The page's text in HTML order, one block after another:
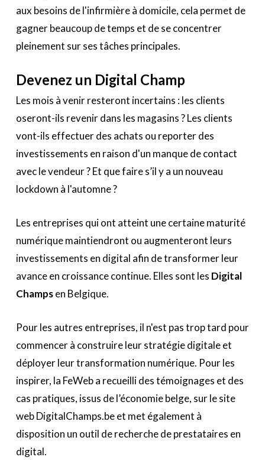
aux besoins de l'infirmière à domicile, cela permet de
gagner beaucoup de temps et de se concentrer
pleinement sur ses tâches principales.
Devenez un Digital Champ
Les mois à venir resteront incertains : les clients
oseront-ils revenir dans les magasins ? Les clients
vont-ils effectuer des achats ou reporter des
investissements en raison d'un manque de contact
avec le vendeur ? Et que faire s’il y a un nouveau
lockdown à l'automne ?
Les entreprises qui ont atteint une certaine maturité
numérique maintiendront ou augmenteront leurs
investissements en digital afin de transformer leur
avance en croissance continue. Elles sont les Digital
Champsen Belgique.
Pour les autres entreprises, il n'est pas trop tard pour
commencer à construire leur stratégie digitale et
déployer leur transformation numérique. Pour les
inspirer, la FeWeb a recueilli des témoignages et des
cas pratiques, issus de l’économie belge, sur le site
web DigitalChamps.be et met également à
disposition un outil de recherche de prestataires en
digital.